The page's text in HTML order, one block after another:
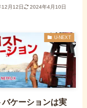
月12日 2024年4月10日
U-NEXT
バケーションは実